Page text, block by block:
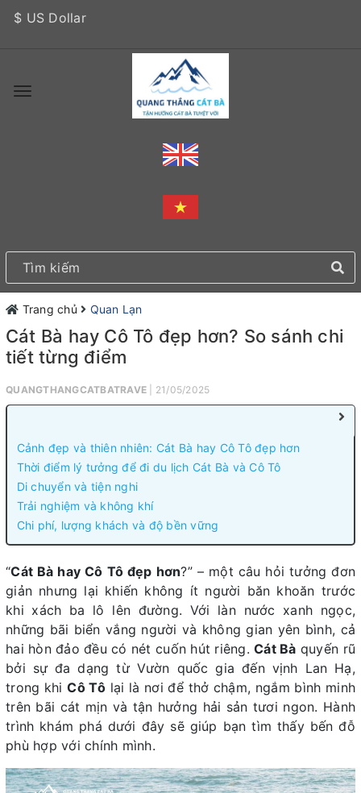
$ US Dollar
Trang chủ Quan Lạn
Cát Bà hay Cô Tô đẹp hơn? So sánh chi
tiết từng điểm
QUANGTHANGCATBATRAVE | 21/05/2025
Cảnh đẹp và thiên nhiên: Cát Bà hay Cô Tô đẹp hơn
Thời điểm lý tưởng để đi du lịch Cát Bà và Cô Tô
Di chuyển và tiện nghi
Trải nghiệm và không khí
Chi phí, lượng khách và độ bền vững
“Cát Bà hay Cô Tô đẹp hơn?” – một câu hỏi tưởng đơn
giản nhưng lại khiến không ít người băn khoăn trước
khi xách ba lô lên đường. Với làn nước xanh ngọc,
những bãi biển vắng người và không gian yên bình, cả
hai hòn đảo đều có nét cuốn hút riêng.Cát Bà quyến rũ
bởi sự đa dạng từ Vườn quốc gia đến vịnh Lan Hạ,
trong khiCô Tôlại là nơi để thở chậm, ngắm bình minh
trên bãi cát mịn và tận hưởng hải sản tươi ngon. Hành
trình khám phá dưới đây sẽ giúp bạn tìm thấy bến đỗ
phù hợp với chính mình.